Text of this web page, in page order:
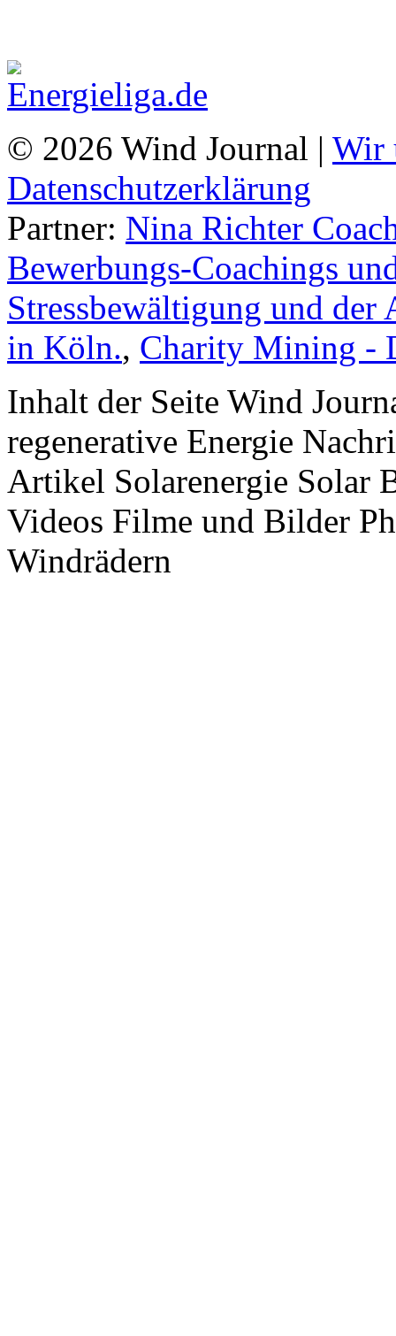
© 2026 Wind Journal | Wir
Datenschutzerklärung
Partner: Nina Richter
Bewerbungs-Coachings
Stressbewältigung und
in Köln., Charity Mining -
Inhalt der Seite Wind
regenerative Energie
Artikel Solarenergie Solar
Videos Filme und Bilder
Windrädern